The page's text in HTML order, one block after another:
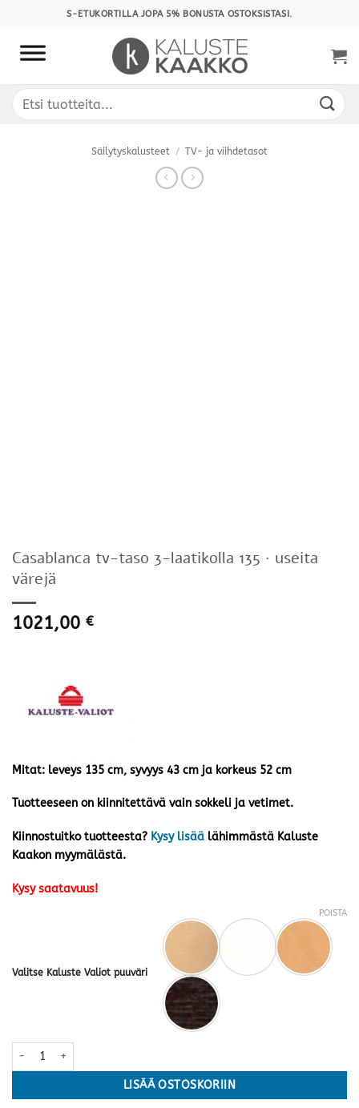
content
S-ETUKORTILLA JOPA 5% BONUSTA OSTOKSISTASI.
Etsi:
Säilytyskalusteet / TV- ja viihdetasot
Casablanca tv-taso 3-laatikolla 135 · useita
värejä
1021,00 €
Mitat: leveys 135 cm, syvyys 43 cm ja korkeus 52 cm
Tuotteeseen on kiinnitettävä vain sokkeli ja vetimet.
Kiinnostuitko tuotteesta? Kysy lisää lähimmästä Kaluste
Kaakon myymälästä.
Kysy saatavuus!
Valitse Kaluste Valiot puuväri
POISTA
Casablanca tv-taso 3-laatikolla 135 · useita värejä määrä
LISÄÄ OSTOSKORIIN